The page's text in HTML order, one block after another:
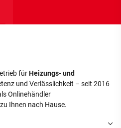
fürHeizungs- und
und Verlässlichkeit – seit 2016
Onlinehändler
Ihnen nach Hause.